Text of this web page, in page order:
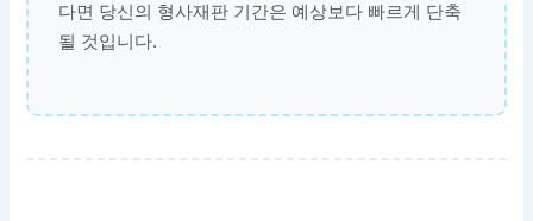
다면 당신의 형사재판 기간은 예상보다 빠르게 단축
될 것입니다.